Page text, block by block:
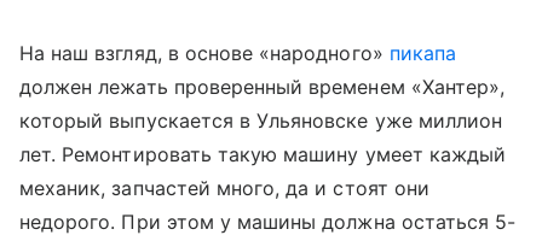
На наш взгляд, в основе «народного» пикапа
должен лежать проверенный временем «Хантер»,
который выпускается в Ульяновске уже миллион
лет. Ремонтировать такую машину умеет каждый
механик, запчастей много, да и стоят они
недорого. При этом у машины должна остаться 5-